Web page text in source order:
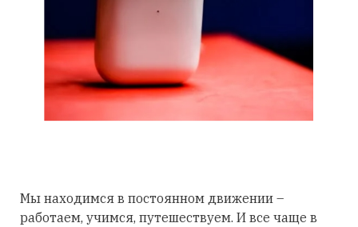
Мы находимся в постоянном движении –
работаем, учимся, путешествуем. И все чаще в